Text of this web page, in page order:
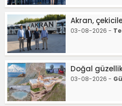
Akran,
03-08-2026 -
Doğal
03-08-2026 -